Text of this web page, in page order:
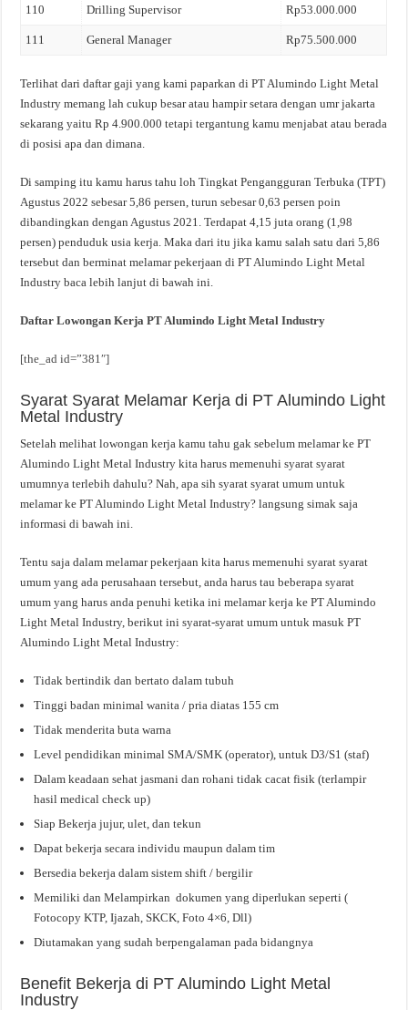
110 Drilling Supervisor Rp53.000.000
111 General Manager Rp75.500.000
Terlihat dari daftar gaji yang kami paparkan di PT Alumindo Light Metal
Industry memang lah cukup besar atau hampir setara dengan umr jakarta
sekarang yaitu Rp 4.900.000 tetapi tergantung kamu menjabat atau berada
di posisi apa dan dimana.
Di samping itu kamu harus tahu loh Tingkat Pengangguran Terbuka (TPT)
Agustus 2022 sebesar 5,86 persen, turun sebesar 0,63 persen poin
dibandingkan dengan Agustus 2021. Terdapat 4,15 juta orang (1,98
persen) penduduk usia kerja. Maka dari itu jika kamu salah satu dari 5,86
tersebut dan berminat melamar pekerjaan di PT Alumindo Light Metal
Industry baca lebih lanjut di bawah ini.
Daftar Lowongan Kerja PT Alumindo Light Metal Industry
[the_ad id=”381″]
Syarat Syarat Melamar Kerja di PT Alumindo Light
Metal Industry
Setelah melihat lowongan kerja kamu tahu gak sebelum melamar ke PT
Alumindo Light Metal Industry kita harus memenuhi syarat syarat
umumnya terlebih dahulu? Nah, apa sih syarat syarat umum untuk
melamar ke PT Alumindo Light Metal Industry? langsung simak saja
informasi di bawah ini.
Tentu saja dalam melamar pekerjaan kita harus memenuhi syarat syarat
umum yang ada perusahaan tersebut, anda harus tau beberapa syarat
umum yang harus anda penuhi ketika ini melamar kerja ke PT Alumindo
Light Metal Industry, berikut ini syarat-syarat umum untuk masuk PT
Alumindo Light Metal Industry:
Tidak bertindik dan bertato dalam tubuh
Tinggi badan minimal wanita / pria diatas 155 cm
Tidak menderita buta warna
Level pendidikan minimal SMA/SMK (operator), untuk D3/S1 (staf)
Dalam keadaan sehat jasmani dan rohani tidak cacat fisik (terlampir
hasil medical check up)
Siap Bekerja jujur, ulet, dan tekun
Dapat bekerja secara individu maupun dalam tim
Bersedia bekerja dalam sistem shift / bergilir
Memiliki dan Melampirkan dokumen yang diperlukan seperti (
Fotocopy KTP, Ijazah, SKCK, Foto 4×6, Dll)
Diutamakan yang sudah berpengalaman pada bidangnya
Benefit Bekerja di PT Alumindo Light Metal
Industry